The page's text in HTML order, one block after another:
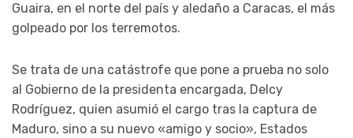
Guaira, en el norte del país y aledaño a Caracas, el más
golpeado por los terremotos.
Se trata de una catástrofe que pone a prueba no solo
al Gobierno de la presidenta encargada, Delcy
Rodríguez, quien asumió el cargo tras la captura de
Maduro, sino a su nuevo «amigo y socio», Estados